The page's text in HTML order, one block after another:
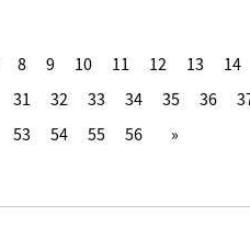
8 9 10 11 12 13 14
31 32 33 34 35 36
53 54 55 56